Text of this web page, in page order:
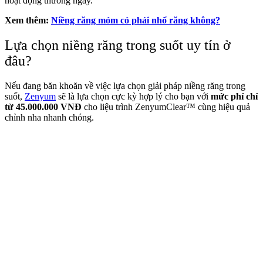
Xem thêm: Niềng răng móm có phải nhổ răng không?
Lựa chọn niềng răng trong suốt uy tín ở
đâu?
Nếu đang băn khoăn về việc lựa chọn giải pháp niềng răng trong
suốt, Zenyum sẽ là lựa chọn cực kỳ hợp lý cho bạn với mức phí chỉ
từ 45.000.000 VNĐ cho liệu trình ZenyumClear™ cùng hiệu quả
chỉnh nha nhanh chóng.